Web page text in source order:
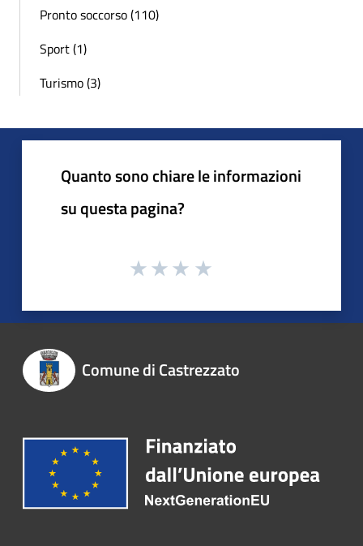
Pronto soccorso (110)
Sport (1)
Turismo (3)
Quanto sono chiare le informazioni
su questa pagina?
Comune di Castrezzato